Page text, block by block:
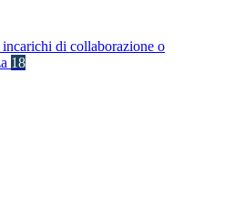
di collaborazione o
18